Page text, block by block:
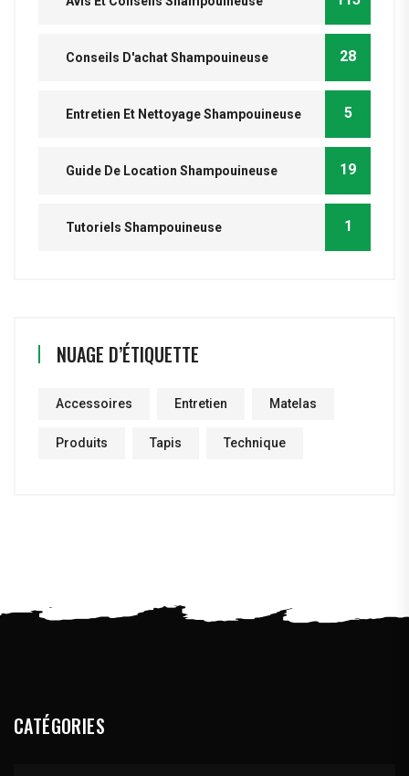
Conseils D'achat Shampouineuse 28
Entretien Et Nettoyage Shampouineuse 5
Guide De Location Shampouineuse 19
Tutoriels Shampouineuse 1
NUAGE D’ÉTIQUETTE
Accessoires Entretien Matelas
Produits Tapis Technique
CATÉGORIES